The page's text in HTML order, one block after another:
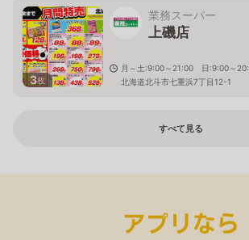
3枚
業務スーパー
上磯店
月～土:9:00～21:00 日:9:00～
北海道北斗市七重浜7丁目12-1
すべて見る